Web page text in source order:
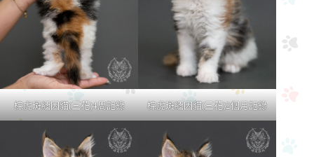
棕虎斑緬因貓(三花)4周記錄 棕虎斑緬因貓(三花)2個月記錄